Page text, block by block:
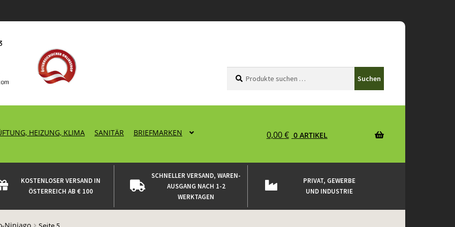
nach:
Suchen
HEIZUNG, KLIMA SANITÄR BRIEFMARKEN 0,00€ 0 ARTIKEL
KOSTENLOSER VERSAND IN
ÖSTERREICH AB € 100
SCHNELLER VERSAND, WAREN-
AUSGANG NACH 1-2
WERKTAGEN
PRIVAT, GEWERBE
UND INDUSTRIE